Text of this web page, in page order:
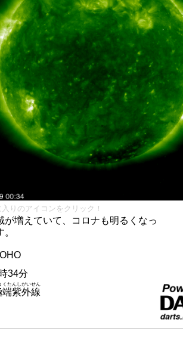
りのアイコンをクリック！
が増えていて、コロナも明るくなっ
34分
端紫外線
くたんしがいせん